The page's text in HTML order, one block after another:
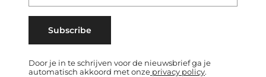
Subscribe
Door je in te schrijven voor de nieuwsbrief ga je
automatisch akkoord met onze privacy policy.